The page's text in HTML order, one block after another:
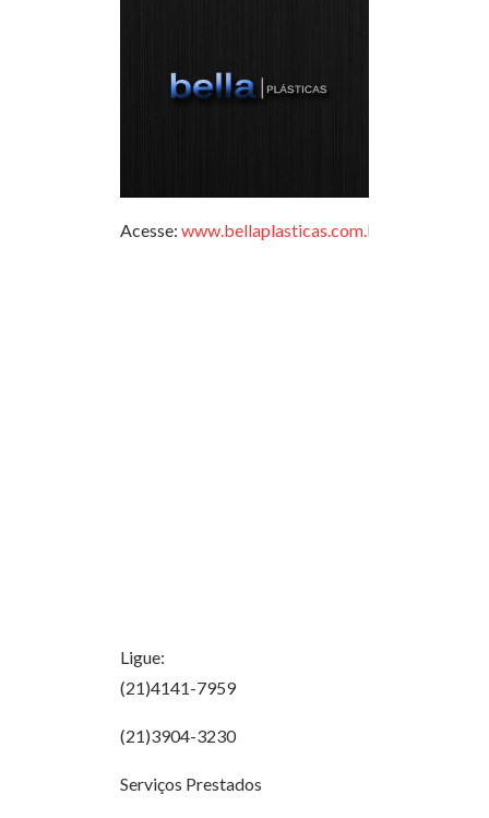
Acesse: www.bellaplasticas.com.br
Ligue:
(21)4141-7959
(21)3904-3230
Serviços Prestados